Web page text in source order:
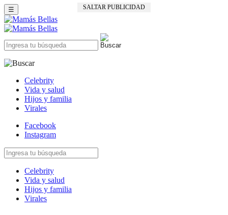
SALTAR PUBLICIDAD
☰
Celebrity
Vida y salud
Hijos y familia
Virales
Facebook
Instagram
Celebrity
Vida y salud
Hijos y familia
Virales